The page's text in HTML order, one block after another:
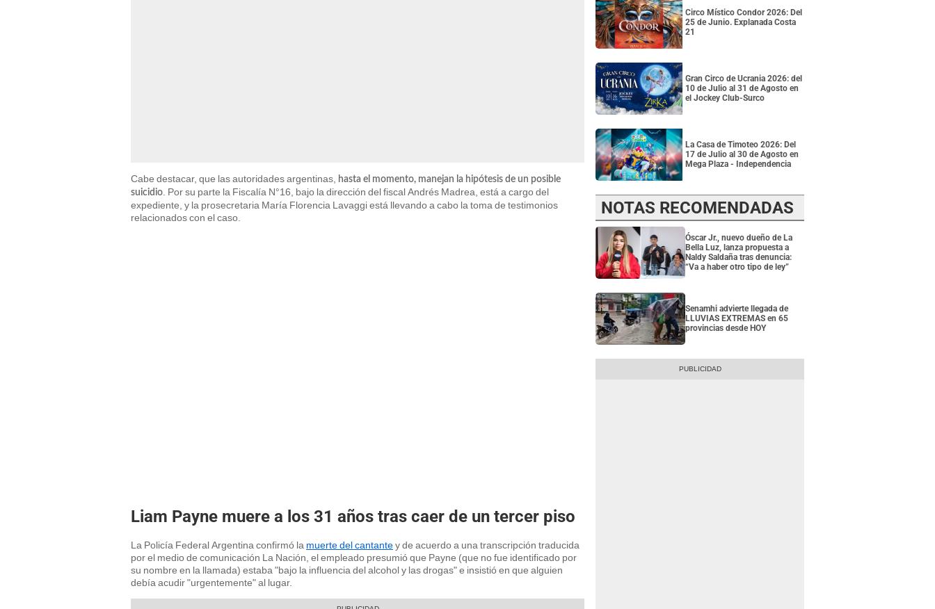
Cabe destacar, que las autoridades argentinas, hasta el momento, manejan la hipótesis de un posible
suicidio. Por su parte la Fiscalía N°16, bajo la dirección del fiscal Andrés Madrea, está a cargo del
expediente, y la prosecretaria María Florencia Lavaggi está llevando a cabo la toma de testimonios
relacionados con el caso.
Liam Payne muere a los 31 años tras caer de un tercer piso
La Policía Federal Argentina confirmó la muerte del cantantey de acuerdo a una transcripción traducida
por el medio de comunicación La Nación, el empleado presumió que Payne (que no fue identificado por
su nombre en la llamada) estaba "bajo la influencia del alcohol y las drogas" e insistió en que alguien
debía acudir "urgentemente" al lugar.
Circo Místico Condor 2026: Del
25 de Junio. Explanada Costa
21
Gran Circo de Ucrania 2026: del
10 de Julio al 31 de Agosto en
el Jockey Club-Surco
La Casa de Timoteo 2026: Del
17 de Julio al 30 de Agosto en
Mega Plaza - Independencia
NOTAS RECOMENDADAS
Óscar Jr., nuevo dueño de La
Bella Luz, lanza propuesta a
Naldy Saldaña tras denuncia:
“Va a haber otro tipo de ley”
Senamhi advierte llegada de
LLUVIAS EXTREMAS en 65
provincias desde HOY